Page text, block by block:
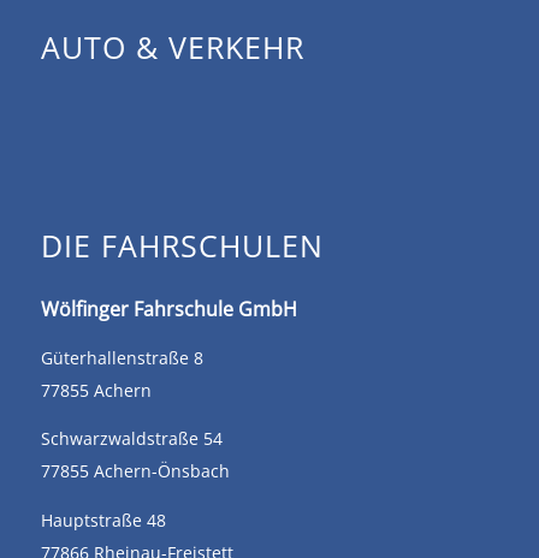
AUTO & VERKEHR
DIE FAHRSCHULEN
Wölfinger Fahrschule GmbH
Güterhallenstraße 8
77855 Achern
Schwarzwaldstraße 54
77855 Achern-Önsbach
Hauptstraße 48
77866 Rheinau-Freistett